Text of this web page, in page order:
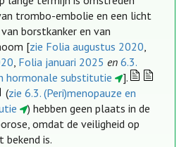
trombo-embolie en een licht
borstkanker en van
[zie Folia augustus 2020,
, Folia januari 2025 en 6.3.
hormonale substitutie
].
(zie 6.3. (Peri)menopauze en
) hebben geen plaats in de
omdat de veiligheid op
bekend is.